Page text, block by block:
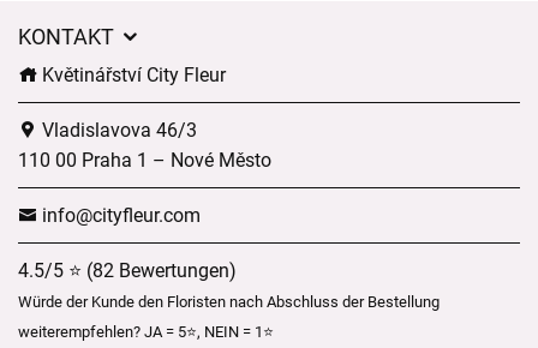
KONTAKT
Květinářství City Fleur
Vladislavova 46/3
110 00 Praha 1 – Nové Město
info@cityfleur.com
4.5/5 ⭐ (82 Bewertungen)
Würde der Kunde den Floristen nach Abschluss der Bestellung
weiterempfehlen? JA = 5⭐, NEIN = 1⭐